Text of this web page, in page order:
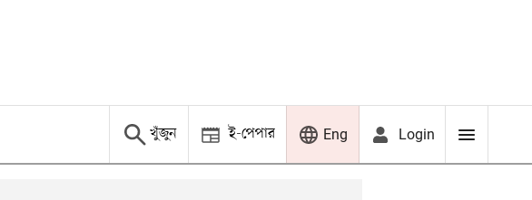
খুঁজুন ই-পেপার Eng Login